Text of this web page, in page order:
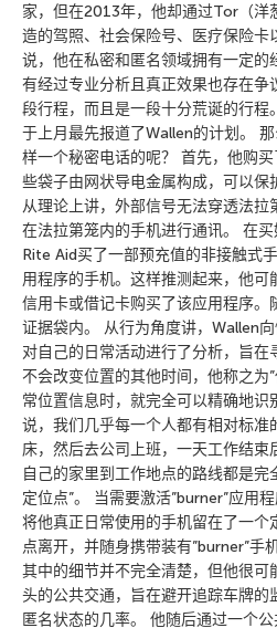
家，但在2013年，他却通过Tor（洋
造的驾照、社会保险号、医疗保险卡
说，他在私密和匿名领域拥有一定的
有经过专业分析且真正效果也存在争
段行程，而且是一段十分荒诞的行程
于上月最先报道了Wallen的计划。
样一个秘密电话的呢？ 首先，他购
些袋子由网状导电金属构成，可以保
从理论上讲，外部信号无法穿透法拉
在法拉第笼内的手机进行通讯。 在
Rite Aid买了一部预充值的非接触式
用程序的手机。这样推测起来，他可
信用卡或借记卡购买了该应用程序
证据袋内。 从行为角度讲，Wallen
对自己的日常活动进行了分析，旨在
不会改变位置的其他时间，他称之为
常位置信息时，就完全可以精确地识
说，我们几乎每一个人都有相对标准
床，然后去公司上班，一天工作结束
自己的家里到工作地点的路线都是完
定位点”。 当需要激活”burner”应用
将他真正日常使用的手机留在了一个
点离开，并随身携带装有”burner”手
其中的细节并不完全清楚，但他很可
头的公共交通，旨在避开追踪车牌的
匿名状态的几率。 他随后通过一个公